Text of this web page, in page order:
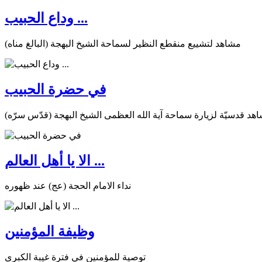
وداع الحبيب ...
مشاهد لتشييع منقطع النظير لسماحة الشيخ البهجة (البالغ مناه)
في حضرة الحبيب
قدسيّة لزيارة سماحة آية الله العظمى الشيخ البهجة (قدّس سرّه)
الا يا أهل العالم ...
نداء الامام الحجة (عج) عند ظهوره
وظيفة المؤمنين
توصية للمؤمنين في فترة غيبة الكبرى